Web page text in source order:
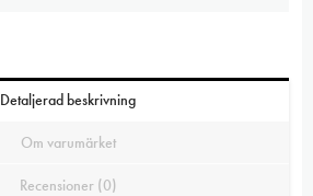
Detaljerad beskrivning
Om varumärket
Recensioner (0)